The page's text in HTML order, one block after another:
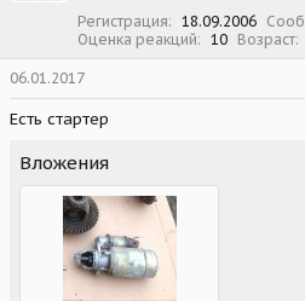
Регистрация
18.09.2006
Оценка реакций
10 Возраст
06.01.2017
Есть стартер
Вложения